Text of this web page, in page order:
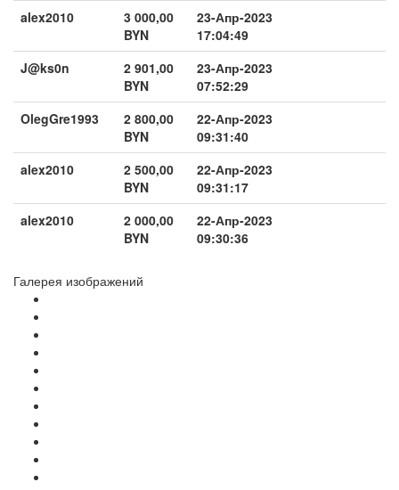
alex2010
3 000,00
BYN
23-Апр-2023
17:04:49
J@ks0n
2 901,00
BYN
23-Апр-2023
07:52:29
OlegGre1993
2 800,00
BYN
22-Апр-2023
09:31:40
alex2010
2 500,00
BYN
22-Апр-2023
09:31:17
alex2010
2 000,00
BYN
22-Апр-2023
09:30:36
Галерея изображений